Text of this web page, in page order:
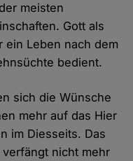
meisten
Gott als
ein Leben nach dem
bedient.
sich die Wünsche
mehr auf das Hier
im Diesseits. Das
nicht mehr